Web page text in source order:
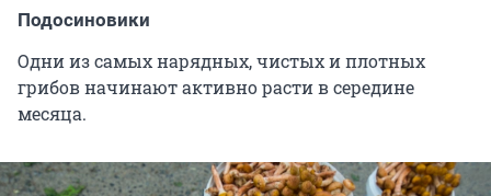
Подосиновики
Одни из самых нарядных, чистых и плотных
грибов начинают активно расти в середине
месяца.